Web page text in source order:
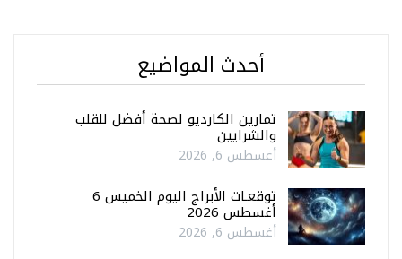
أحدث المواضيع
تمارين الكارديو لصحة أفضل للقلب
والشرايين
أغسطس 6, 2026
توقعـات الأبراج اليوم الخميس 6
أغسطس 2026
أغسطس 6, 2026